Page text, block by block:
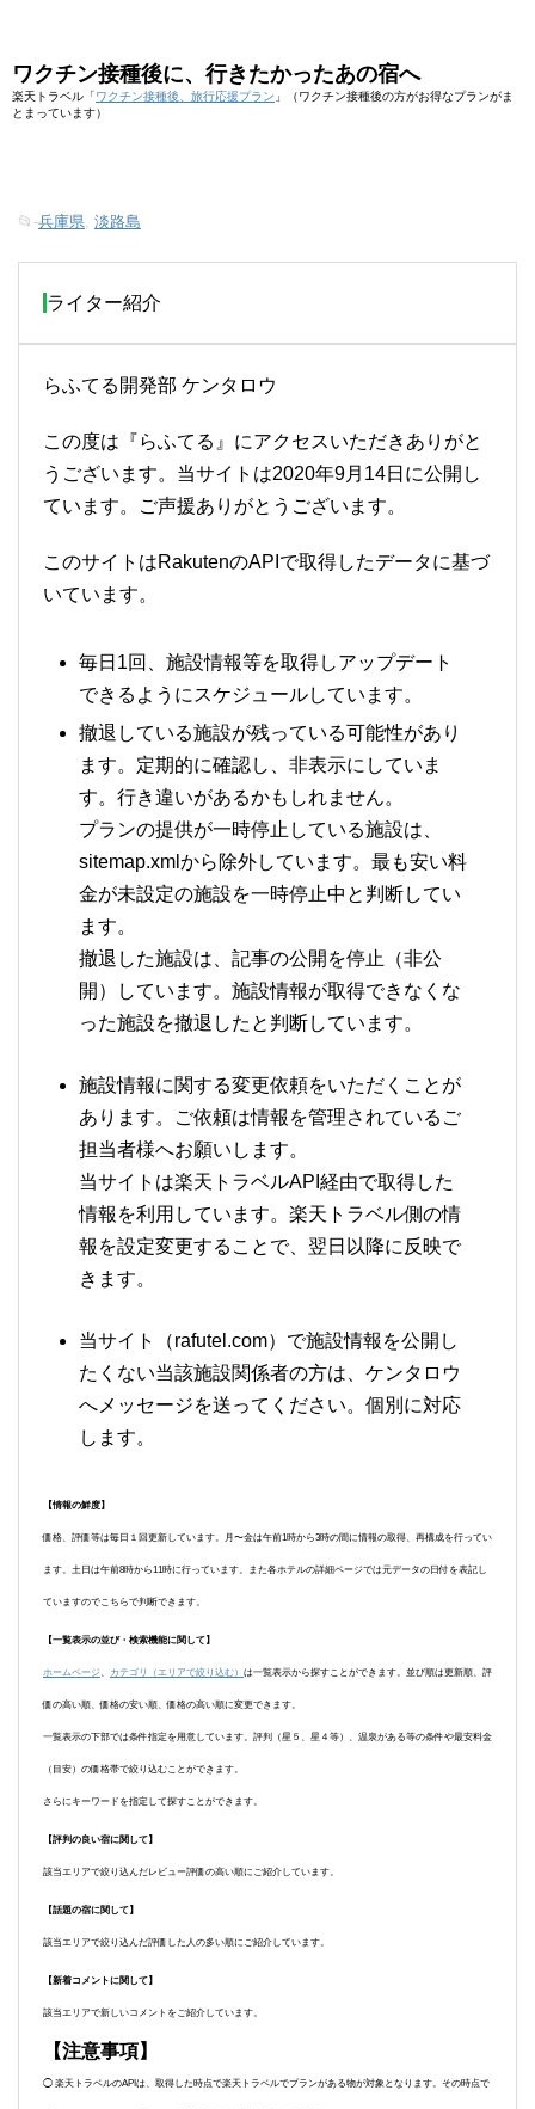
ワクチン接種後に、行きたかったあの宿へ
楽天トラベル「ワクチン接種後、旅行応援プラン 」（ワクチン接種後の方がお得なプランがま
とまっています）
📂-兵庫県, 淡路島
ライター紹介
らふてる開発部 ケンタロウ
この度は『らふてる』にアクセスいただきありがと
うございます。当サイトは2020年9月14日に公開し
ています。ご声援ありがとうございます。
このサイトはRakutenのAPIで取得したデータに基づ
いています。
毎日1回、施設情報等を取得しアップデート
できるようにスケジュールしています。
撤退している施設が残っている可能性があり
ます。定期的に確認し、非表示にしていま
す。行き違いがあるかもしれません。
プランの提供が一時停止している施設は、
sitemap.xmlから除外しています。最も安い料
金が未設定の施設を一時停止中と判断してい
ます。
撤退した施設は、記事の公開を停止（非公
開）しています。施設情報が取得できなくな
った施設を撤退したと判断しています。
施設情報に関する変更依頼をいただくことが
あります。ご依頼は情報を管理されているご
担当者様へお願いします。
当サイトは楽天トラベルAPI経由で取得した
情報を利用しています。楽天トラベル側の情
報を設定変更することで、翌日以降に反映で
きます。
当サイト（rafutel.com）で施設情報を公開し
たくない当該施設関係者の方は、ケンタロウ
へメッセージを送ってください。個別に対応
します。
【情報の鮮度】
価格、評価等は毎日１回更新しています。月〜金は午前1時から3時の間に情報の取得、再構成を行ってい
ます。土日は午前8時から11時に行っています。また各ホテルの詳細ページでは元データの日付を表記し
ていますのでこちらで判断できます。
【一覧表示の並び・検索機能に関して】
ホームページ 、 カテゴリ（エリアで絞り込む） は一覧表示から探すことができます。並び順は更新順、評
価の高い順、価格の安い順、価格の高い順に変更できます。
一覧表示の下部では条件指定を用意しています。評判（星５、星４等）、温泉がある等の条件や最安料金
（目安）の価格帯で絞り込むことができます。
さらにキーワードを指定して探すことができます。
【評判の良い宿に関して】
該当エリアで絞り込んだレビュー評価の高い順にご紹介しています。
【話題の宿に関して】
該当エリアで絞り込んだ評価した人の多い順にご紹介しています。
【新着コメントに関して】
該当エリアで新しいコメントをご紹介しています。
【注意事項】
◯ 楽天トラベルのAPIは、取得した時点で楽天トラベルでプランがある物が対象となります。その時点で